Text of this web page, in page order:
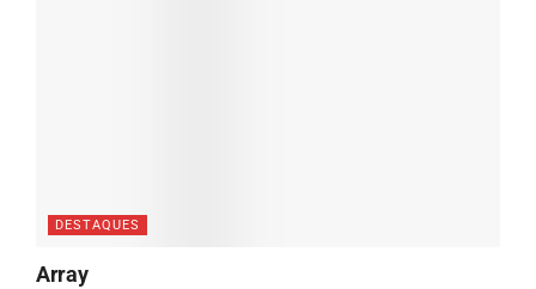
DESTAQUES
Array